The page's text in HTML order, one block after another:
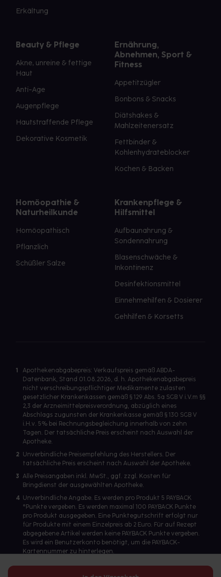
Erkältung
Beauty & Pflege
Akne, unreine & fettige
Haut
Anti-Age
Augenpflege
Hautstraffende Pflege
Dekorative Kosmetik
Ernährung,
Abnehmen, Sport &
Fitness
Appetitzügler
Bonbons & Snacks
Diätshakes &
Mahlzeitenersatz
Fettbinder &
Kohlenhydrateblocker
Kochen & Backen
Homöopathie &
Naturheilkunde
Homöopathisch
Pflanzlich
Schüßler Salze
Krankenpflege &
Hilfsmittel
Aufbaunahrung &
Sondennahrung
Blasenschwäche &
Inkontinenz
Desinfektionsmittel
Einnehmehilfen & Dosierer
Gehhilfen & Korsetts
1
Apothekenabgabepreis: Verkaufspreis gemäß ABDA-
Datenbank, Stand 01.08.2026, d. h. Apothekenabgabepreis
nicht verschreibungspflichtiger Medikamente zulasten
gesetzlicher Krankenkassen gemäß § 129 Abs. 5a SGB V i.V.m §§
2,3 der Arzneimittelpreisverordnung, abzüglich eines
Abschlags zugunsten der Krankenkasse gemäß § 130 SGB V
i.H.v. 5% bei Rechnungsbegleichung innerhalb von zehn
Tagen. Der tatsächliche Preis erscheint nach Auswahl der
Apotheke.
2 Unverbindliche Preisempfehlung des Herstellers. Der
tatsächliche Preis erscheint nach Auswahl der Apotheke.
3 Alle Preisangaben inkl. MwSt., ggf. zzgl. Kosten für
Bringdienst der ausgewählten Apotheke.
4 Unverbindliche Angabe. Es werden pro Produkt 5 PAYBACK
°Punkte vergeben. Es werden maximal 100 PAYBACK Punkte
pro Produkt ausgegeben. Eine Punktegutschrift erfolgt nur
für Produkte mit einem Einzelpreis ab 2 Euro. Für auf Rezept
abgegebene Artikel werden keine PAYBACK Punkte vergeben.
Es wird ein Benutzerkonto benötigt, um die PAYBACK-
Kartennummer zu hinterlegen.